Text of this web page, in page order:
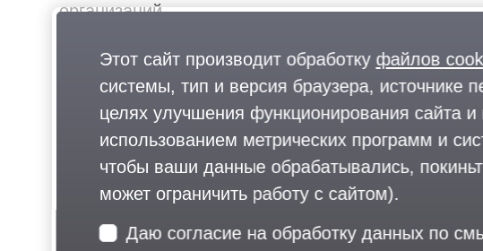
организаций
Карта Одинцово
Почему жители
Московской области
рвутся работать в
столицу?
Этот сайт производит обработку файлов
системы, тип и версия браузера, источнике
целях улучшения функционирования сайта
использованием метрических программ и
чтобы ваши данные обрабатывались,
может ограничить работу с сайтом).
Даю согласие на обработку данных по